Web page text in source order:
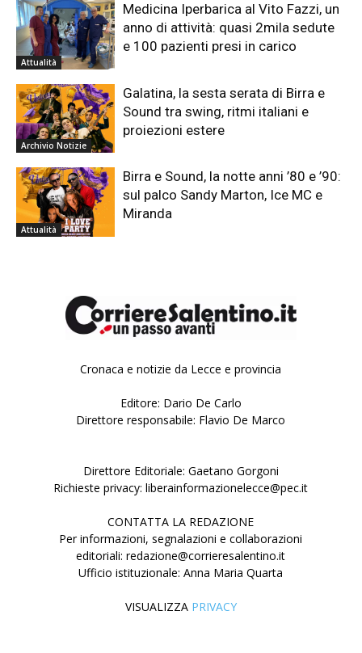
Attualità
Medicina Iperbarica al Vito Fazzi, un
anno di attività: quasi 2mila sedute
e 100 pazienti presi in carico
Archivio Notizie
Galatina, la sesta serata di Birra e
Sound tra swing, ritmi italiani e
proiezioni estere
Attualità
Birra e Sound, la notte anni ’80 e ’90:
sul palco Sandy Marton, Ice MC e
Miranda
Cronaca e notizie da Lecce e provincia
Editore: Dario De Carlo
Direttore responsabile: Flavio De Marco
Direttore Editoriale: Gaetano Gorgoni
Richieste privacy: liberainformazionelecce@pec.it
CONTATTA LA REDAZIONE
Per informazioni, segnalazioni e collaborazioni
editoriali: redazione@corrieresalentino.it
Ufficio istituzionale: Anna Maria Quarta
VISUALIZZA PRIVACY